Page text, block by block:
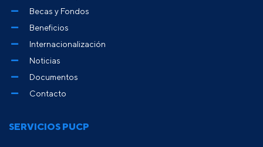
Becas y Fondos
Beneficios
Internacionalización
Noticias
Documentos
Contacto
SERVICIOS PUCP